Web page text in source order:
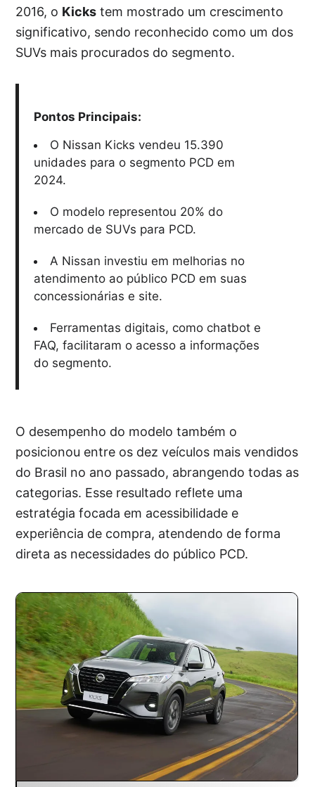
2016, o Kicks tem mostrado um crescimento
significativo, sendo reconhecido como um dos
SUVs mais procurados do segmento.
Pontos Principais:
O Nissan Kicks vendeu 15.390
unidades para o segmento PCD em
2024.
O modelo representou 20% do
mercado de SUVs para PCD.
A Nissan investiu em melhorias no
atendimento ao público PCD em suas
concessionárias e site.
Ferramentas digitais, como chatbot e
FAQ, facilitaram o acesso a informações
do segmento.
O desempenho do modelo também o
posicionou entre os dez veículos mais vendidos
do Brasil no ano passado, abrangendo todas as
categorias. Esse resultado reflete uma
estratégia focada em acessibilidade e
experiência de compra, atendendo de forma
direta as necessidades do público PCD.